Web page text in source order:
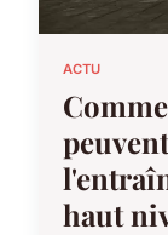
ACTU
haut